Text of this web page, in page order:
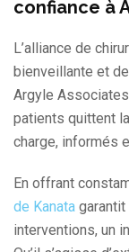
confiance à
L’alliance de
bienveillante et
Argyle
patients quittent
charge, informés
En offrant
de Kanata
interventions, un